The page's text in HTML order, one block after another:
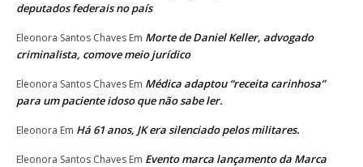
deputados federais no país
Eleonora Santos Chaves Em Morte de Daniel Keller, advogado
criminalista, comove meio jurídico
Eleonora Santos Chaves Em Médica adaptou “receita carinhosa”
para um paciente idoso que não sabe ler.
Eleonora Em Há 61 anos, JK era silenciado pelos militares.
Eleonora Santos Chaves Em Evento marca lançamento da Marca